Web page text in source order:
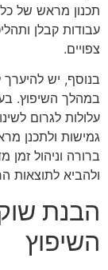
תכנון מראש של
עבודות קבלן
צפויים.
בנוסף, יש
במהלך השיפוץ.
עלולות לגרום
גמישות ולתכנן
ברורה וניהול
ולהביא לתוצאות
הבנת
השיפוץ